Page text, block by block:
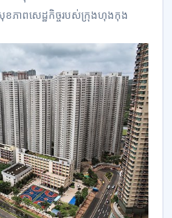
ាពសេដ្ឋកិច្ចរបស់ក្រុងហុងកុង